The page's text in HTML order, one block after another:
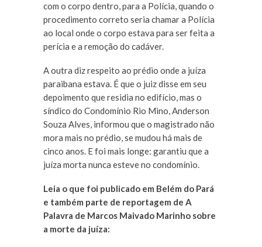
com o corpo dentro, para a Polícia, quando o
procedimento correto seria chamar a Polícia
ao local onde o corpo estava para ser feita a
perícia e a remoção do cadáver.
A outra diz respeito ao prédio onde a juíza
paraibana estava. É que o juiz disse em seu
depoimento que residia no edifício, mas o
síndico do Condomínio Rio Mino, Anderson
Souza Alves, informou que o magistrado não
mora mais no prédio, se mudou há mais de
cinco anos. E foi mais longe: garantiu que a
juíza morta nunca esteve no condomínio.
Leia o que foi publicado em Belém do Pará
e também parte de reportagem de A
Palavra de Marcos Maivado Marinho sobre
a morte da juíza: